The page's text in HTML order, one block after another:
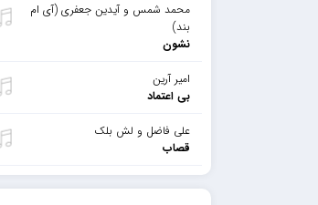
محمد شمس و آیدین جعفری (آی ام
بند)
نشون
امیر آرین
بی اعتماد
علی فاضل و لش بلک
قصاب